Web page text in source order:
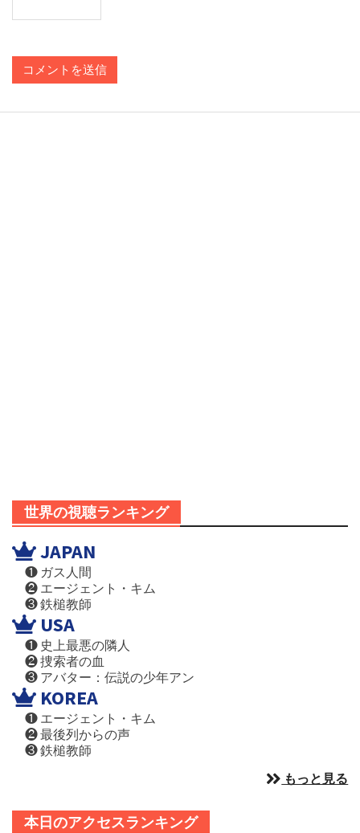
世界の視聴ランキング
JAPAN
❶ ガス人間
❷ エージェント・キム
❸ 鉄槌教師
USA
❶ 史上最悪の隣人
❷ 捜索者の血
❸ アバター：伝説の少年アン
KOREA
❶ エージェント・キム
❷ 最後列からの声
❸ 鉄槌教師
もっと見る
本日のアクセスランキング